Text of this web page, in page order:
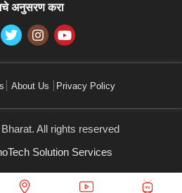
अनुसरण करा
About Us Privacy Policy
All rights reserved
Solution Services